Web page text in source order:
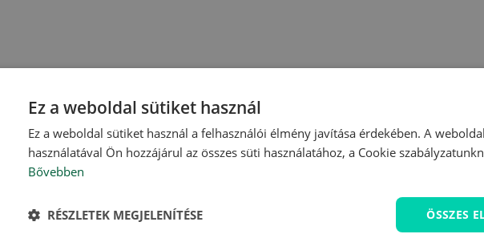
Ez a weboldal sütiket használ
Ez a weboldal sütiket használ a felhasználói élmény javítása érdekében. A
használatával Ön hozzájárul az összes süti használatához, a Cookie
Bővebben
ÖSSZES
RÉSZLETEK MEGJELENÍTÉSE